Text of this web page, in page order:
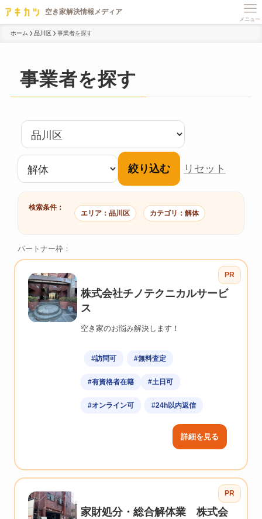
メニュー
ホーム 品川区 事業者を探す
事業者を探す
絞り込む リセット
検索条件：
エリア：品川区 カテゴリ：解体
パートナー枠：
PR
株式会社チノテクニカルサービ
ス
空き家のお悩み解決します！
#訪問可 #無料査定
#有資格者在籍 #土日可
#オンライン可 #24h以内返信
詳細を見る
PR
家財処分・総合解体業 株式会